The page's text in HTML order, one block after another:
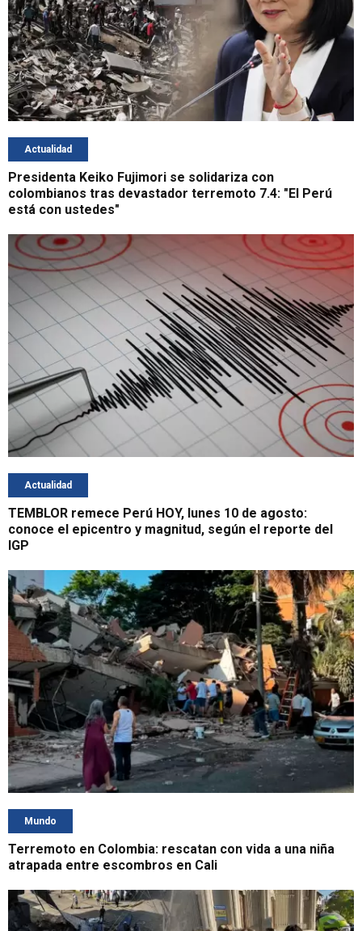
Actualidad
Presidenta Keiko Fujimori se solidariza con
colombianos tras devastador terremoto 7.4: "El Perú
está con ustedes"
Actualidad
TEMBLOR remece Perú HOY, lunes 10 de agosto:
conoce el epicentro y magnitud, según el reporte del
IGP
Mundo
Terremoto en Colombia: rescatan con vida a una niña
atrapada entre escombros en Cali